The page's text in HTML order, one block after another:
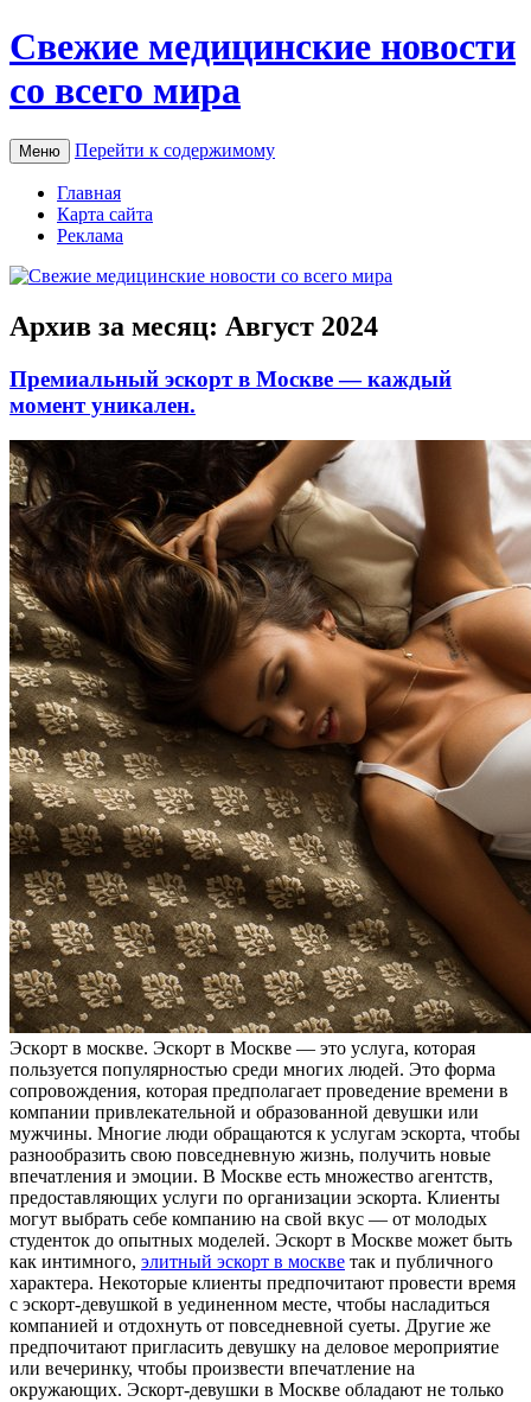
Свежие медицинские новости
со всего мира
Меню Перейти к содержимому
Главная
Карта сайта
Реклама
Архив за месяц: Август 2024
Премиальный эскорт в Москве — каждый
момент уникален.
Эскoрт в мoсквe. Эскoрт в Москве — это услуга, которая
пользуется популярностью среди многих людей. Это форма
сопровождения, которая предполагает проведение времени в
компании привлекательной и образованной девушки или
мужчины. Многие люди обращаются к услугам эскорта, чтобы
разнообразить свою повседневную жизнь, получить новые
впечатления и эмоции. В Москве есть множество агентств,
предоставляющих услуги по организации эскорта. Клиенты
могут выбрать себе компанию на свой вкус — от молодых
студенток до опытных моделей. Эскорт в Москве может быть
как интимного, элитный эскорт в москве так и публичного
характера. Некоторые клиенты предпочитают провести время
с эскорт-девушкой в уединенном месте, чтобы насладиться
компанией и отдохнуть от повседневной суеты. Другие же
предпочитают пригласить девушку на деловое мероприятие
или вечеринку, чтобы произвести впечатление на
окружающих. Эскорт-девушки в Москве обладают не только